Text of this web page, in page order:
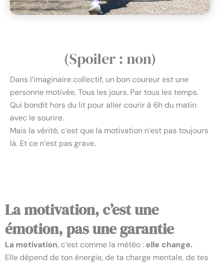
(Spoiler : non)
Dans l’imaginaire collectif, un bon coureur est une
personne motivée. Tous les jours. Par tous les temps.
Qui bondit hors du lit pour aller courir à 6h du matin
avec le sourire.
Mais la vérité, c’est que la motivation n’est pas toujours
là. Et ce n’est pas grave.
La motivation, c’est une
émotion, pas une garantie
La motivation, c’est comme la météo : elle change.
Elle dépend de ton énergie, de ta charge mentale, de tes